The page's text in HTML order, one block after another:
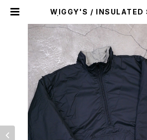
WIGGY'S / INSULATED SHIRT
ーハウス